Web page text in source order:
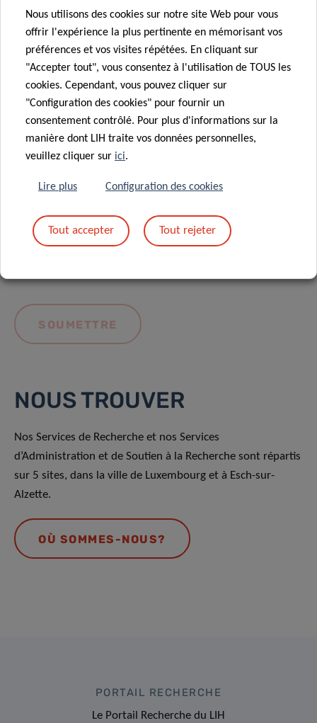
Message*
En envoyant votre message, vous acceptez
politique de confidentialité du LIH.
NOUS TROUVER
Nos Services de Recherche et nos Services
d’Administration et de Soutien à la Recherche sont répartis
sur 5 sites, dans la ville de Luxembourg et à Esch-sur-
Alzette.
OÙ SOMMES-NOUS?
PORTAIL RECHERCHE
Le Portail Recherche du LIH
Nous utilisons des cookies sur notre site Web pour vous
offrir l'expérience la plus pertinente en mémorisant vos
préférences et vos visites répétées. En cliquant sur
"Accepter tout", vous consentez à l'utilisation de TOUS les
cookies. Cependant, vous pouvez cliquer sur
"Configuration des cookies" pour fournir un
consentement contrôlé. Pour plus d'informations sur la
manière dont LIH traite vos données personnelles,
veuillez cliquer sur ici.
Lire plus Configuration des cookies
Tout accepter Tout rejeter